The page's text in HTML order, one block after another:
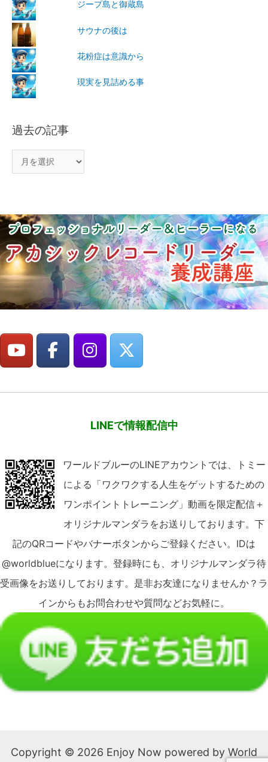
ジープ島と御蔵島
サウナの後は
花粉症は意識から
現実を見詰める事
過去の記事
LINEで情報配信中
ワールドブルーのLINEアカウントでは、トミー
による「ワクワクする人生をゲットするための
ワンポイントトレーニング」動画を限定配信＋
オリジナルマンダラをお送りしております。下
記のQRコードやバナーボタンからご登録ください。IDは
@worldblueになります。登録時にも、オリジナルマンダラ待
受画像をお送りしております。是非お友達になりませんか？ラ
インからもお問合わせや質問などお気軽に。
Copyright © 2026 Enjoy Now powered by World